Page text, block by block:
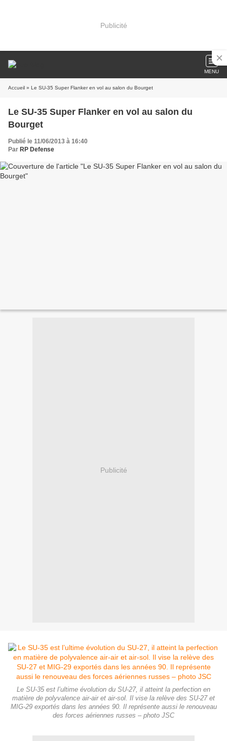
Publicité
MENU
Accueil » Le SU-35 Super Flanker en vol au salon du Bourget
Le SU-35 Super Flanker en vol au salon du
Bourget
Publié le 11/06/2013 à 16:40
Par RP Defense
Publicité
Le SU-35 est l’ultime évolution du SU-27, il atteint la perfection en
matière de polyvalence air-air et air-sol. Il vise la relève des SU-27 et
MIG-29 exportés dans les années 90. Il représente aussi le renouveau
des forces aériennes russes – photo JSC